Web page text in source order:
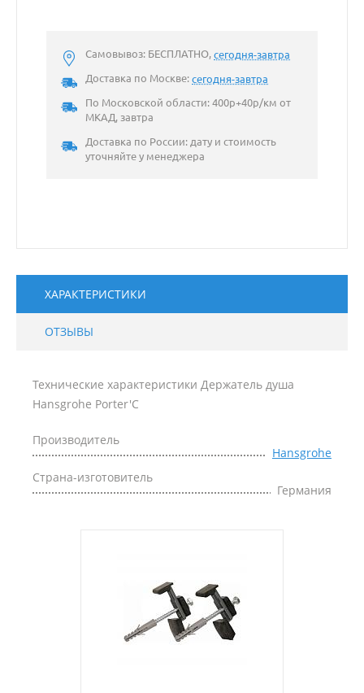
Самовывоз: БЕСПЛАТНО,сегодня-завтра
Доставка по Москве:сегодня-завтра
По Московской области: 400р+40р/км от
МКАД, завтра
Доставка по России: дату и стоимость
уточняйте у менеджера
ХАРАКТЕРИСТИКИ
ОТЗЫВЫ
Технические характеристики Держатель душа
Hansgrohe Porter'C
Производитель
Hansgrohe
Страна-изготовитель
Германия